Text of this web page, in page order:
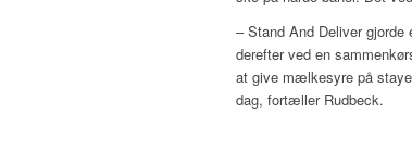
– Stand And Deliver
derefter ved en
at give mælkesyre på
dag, fortæller Rudbeck.